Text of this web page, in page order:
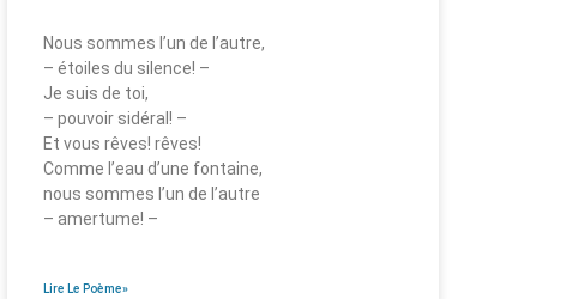
Nous sommes l’un de l’autre,
– étoiles du silence! –
Je suis de toi,
– pouvoir sidéral! –
Et vous rêves! rêves!
Comme l’eau d’une fontaine,
nous sommes l’un de l’autre
– amertume! –
Lire Le Poème»